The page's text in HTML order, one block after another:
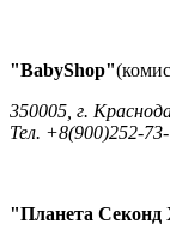
"BabyShop"
350005, г.
Тел. +8(900)252-
"Планета Секонд